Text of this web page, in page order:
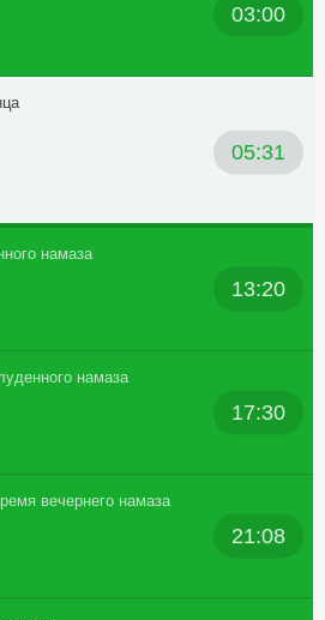
03:00
05:31
намаза
13:20
намаза
17:30
вечернего намаза
21:08